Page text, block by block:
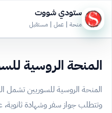
ستودي شووت
منحة | عمل | مستقبل
المنحة الروسية
المنحة الروسية للسوريين تشمل
وتتطلب جواز سفر وشهادة ثانوية،